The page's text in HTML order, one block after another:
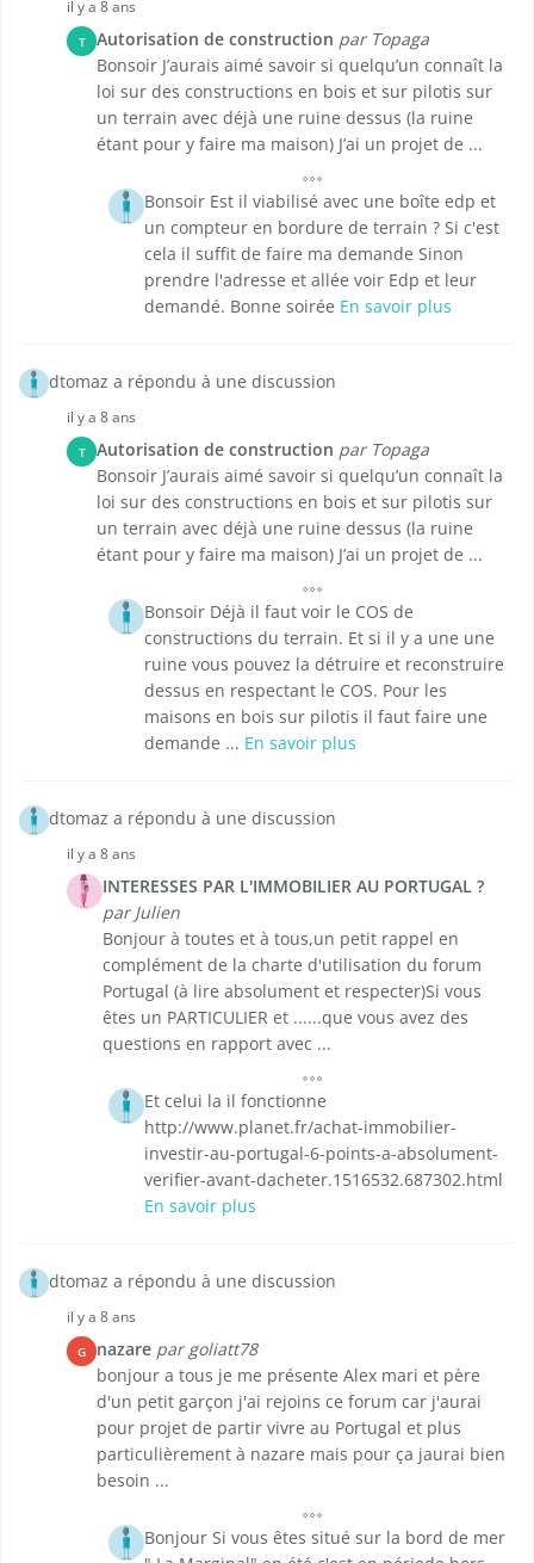
il y a 8 ans
T Autorisation de construction par Topaga
Bonsoir J’aurais aimé savoir si quelqu’un connaît la
loi sur des constructions en bois et sur pilotis sur
un terrain avec déjà une ruine dessus (la ruine
étant pour y faire ma maison) J’ai un projet de ...
Bonsoir Est il viabilisé avec une boîte edp et
un compteur en bordure de terrain ? Si c'est
cela il suffit de faire ma demande Sinon
prendre l'adresse et allée voir Edp et leur
demandé. Bonne soirée En savoir plus
dtomaz a répondu à une discussion
il y a 8 ans
T Autorisation de construction par Topaga
Bonsoir J’aurais aimé savoir si quelqu’un connaît la
loi sur des constructions en bois et sur pilotis sur
un terrain avec déjà une ruine dessus (la ruine
étant pour y faire ma maison) J’ai un projet de ...
Bonsoir Déjà il faut voir le COS de
constructions du terrain. Et si il y a une une
ruine vous pouvez la détruire et reconstruire
dessus en respectant le COS. Pour les
maisons en bois sur pilotis il faut faire une
demande ... En savoir plus
dtomaz a répondu à une discussion
il y a 8 ans
INTERESSES PAR L'IMMOBILIER AU PORTUGAL ?
par Julien
Bonjour à toutes et à tous,un petit rappel en
complément de la charte d'utilisation du forum
Portugal (à lire absolument et respecter)Si vous
êtes un PARTICULIER et ......que vous avez des
questions en rapport avec ...
Et celui la il fonctionne
http://www.planet.fr/achat-immobilier-
investir-au-portugal-6-points-a-absolument-
verifier-avant-dacheter.1516532.687302.html
En savoir plus
dtomaz a répondu à une discussion
il y a 8 ans
G nazare par goliatt78
bonjour a tous je me présente Alex mari et père
d'un petit garçon j'ai rejoins ce forum car j'aurai
pour projet de partir vivre au Portugal et plus
particulièrement à nazare mais pour ça jaurai bien
besoin ...
Bonjour Si vous êtes situé sur la bord de mer